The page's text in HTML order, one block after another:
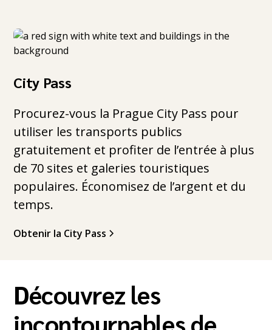
City Pass
Procurez-vous la Prague City Pass pour
utiliser les transports publics
gratuitement et profiter de l’entrée à plus
de 70 sites et galeries touristiques
populaires. Économisez de l’argent et du
temps.
Obtenir la City Pass
Découvrez les
incontournables de